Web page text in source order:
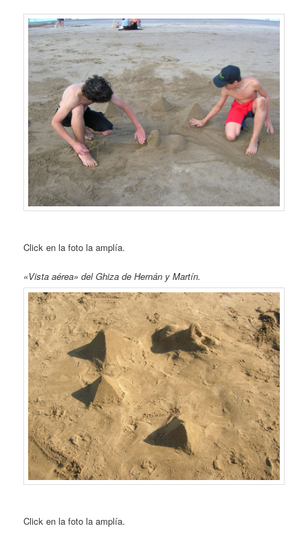
Click en la foto la amplía.
«Vista aérea» del Ghiza de Hernán y Martín.
Click en la foto la amplía.